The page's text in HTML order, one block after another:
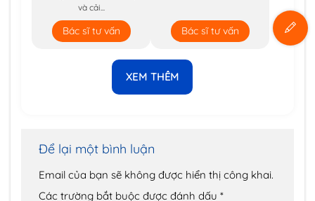
và cải...
Bác sĩ tư vấn Bác sĩ tư vấn
XEM THÊM
Để lại một bình luận
Email của bạn sẽ không được hiển thị công khai.
Các trường bắt buộc được đánh dấu *